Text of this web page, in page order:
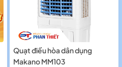
Quạt điều hòa dân dụng
Makano MM103